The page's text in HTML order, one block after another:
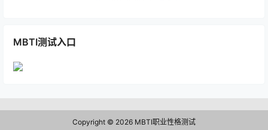
MBTI测试入口
Copyright © 2026 MBTI职业性格测试